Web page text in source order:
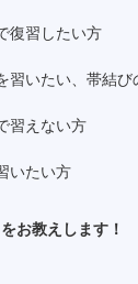
習したい方
いたい、帯結び
えない方
いたい方
お教えします！